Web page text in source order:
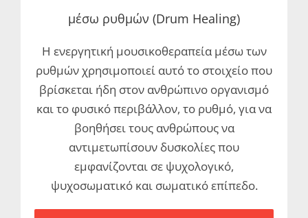
μέσω ρυθμών (Drum Healing)
Η ενεργητική μουσικοθεραπεία μέσω των
ρυθμών χρησιμοποιεί αυτό το στοιχείο που
βρίσκεται ήδη στον ανθρώπινο οργανισμό
και το φυσικό περιβάλλον, το ρυθμό, για να
βοηθήσει τους ανθρώπους να
αντιμετωπίσουν δυσκολίες που
εμφανίζονται σε ψυχολογικό,
ψυχοσωματικό και σωματικό επίπεδο.